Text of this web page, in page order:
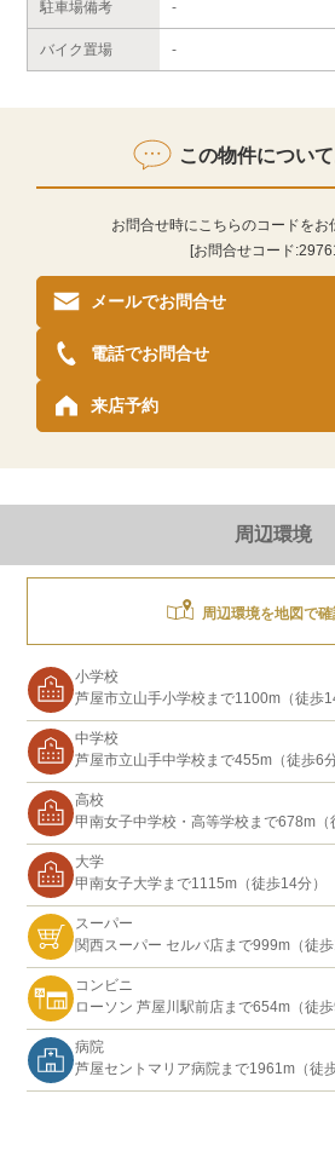
駐車場備考 -
バイク置場 -
この物件につい
お問合せ時にこちらのコードをお
[お問合せコード:
メールでお問合せ
来店予約
電話でお問合せ
周辺環境
周辺環境を地図で
小学校
芦屋市立山手小学校まで1100m（徒歩
中学校
芦屋市立山手中学校まで455m（徒歩6分
高校
甲南女子中学校・高等学校まで678m（
大学
甲南女子大学まで1115m（徒歩14分）
スーパー
関西スーパー セルバ店まで999m（徒歩
コンビニ
ローソン 芦屋川駅前店まで654m（徒歩
病院
芦屋セントマリア病院まで1961m（徒